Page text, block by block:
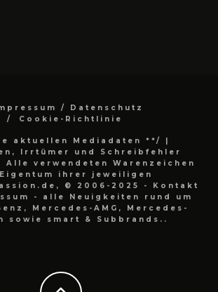
/ Datenschutz
Cookie-Richtlinie
aktuellen Mediadaten **/
|
Irrtümer und Schreibfehler
Alle verwendeten Warenzeichen
ihrer jeweiligen
© 2006-2025 - Kontakt
- alle Neuigkeiten rund um
Mercedes-AMG, Mercedes-
sowie smart & Subbrands..